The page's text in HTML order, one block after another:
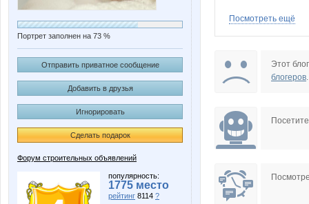
Портрет заполнен на 73 %
Отправить приватное сообщение
Добавить в друзья
Игнорировать
Сделать подарок
Форум строительных объявлений
популярность:
1775 место
рейтинг 8114 ?
Kasiopeya
MS-180
Посмотреть ещё
Этот
блогеров.